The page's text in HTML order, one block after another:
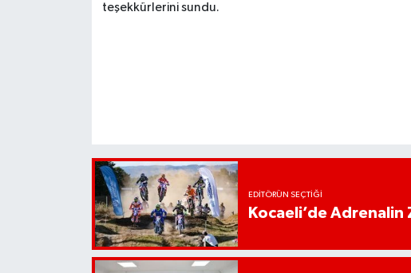
teşekkürlerini sundu.
EDITÖRÜN SEÇTIĞI
Kocaeli’de Adrenalin